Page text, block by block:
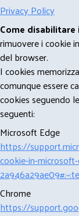
Privacy Policy
Come disabilitare
rimuovere i cookie
del browser.
I cookies
comunque essere
cookies seguendo
seguenti:
Microsoft Edge
https://
cookie-in-
Chrome
https://